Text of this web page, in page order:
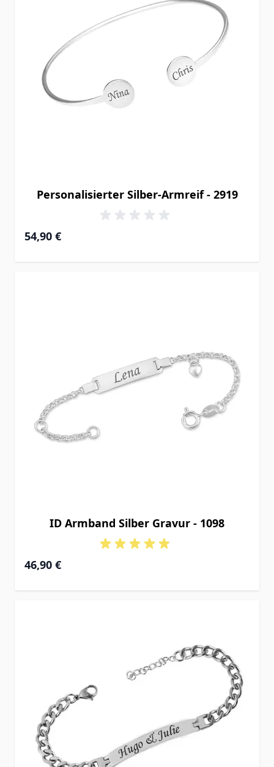
Personalisierter Silber-Armreif - 2919
54,90 €
ID Armband Silber Gravur - 1098
Ab
46,90 €